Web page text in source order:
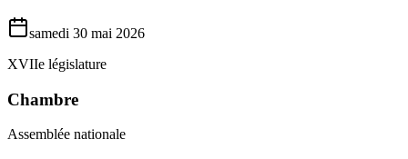
samedi 30 mai 2026
XVIIe législature
Chambre
Assemblée nationale